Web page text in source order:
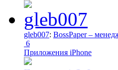
gleb007: BossPaper –
6
Приложения iPhone